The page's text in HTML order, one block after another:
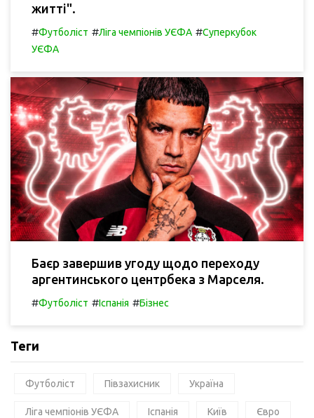
житті".
#Футболіст #Ліга чемпіонів УЄФА #Суперкубок
УЄФА
Баєр завершив угоду щодо переходу
аргентинського центрбека з Марселя.
#Футболіст #Іспанія #Бізнес
Теги
Футболіст Півзахисник Україна
Ліга чемпіонів УЄФА Іспанія Київ Євро